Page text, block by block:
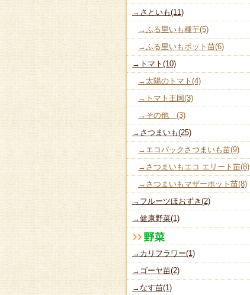
→さといも(11)
→ふる里いも種芋(5)
→ふる里いもポット苗(6)
→トマト(10)
→太陽のトマト(4)
→トマト王国(3)
→その他 (3)
→さつまいも(25)
→エコパックさつまいも苗(9)
→さつまいもエコ エリート苗(8)
→さつまいもマザーポット苗(8)
→フルーツほおずき(2)
→健康野菜(1)
→カリフラワー(1)
→ゴーヤ苗(2)
→なす苗(1)